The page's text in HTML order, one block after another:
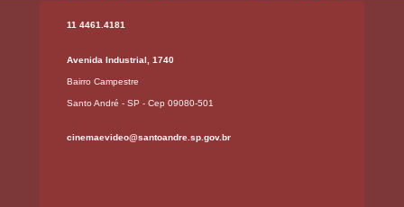
11 4461.4181
Avenida Industrial, 1740
Bairro Campestre
Santo André - SP - Cep 09080-501
cinemaevideo@santoandre.sp.gov.br